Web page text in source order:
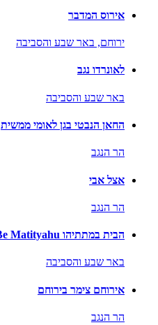
אירוס המדבר
ירוחם, באר שבע והסביבה
לאונרדו נגב
באר שבע והסביבה
החאן הנבטי בגן לאומי ממשית
הר הנגב
אצל אבי
הר הנגב
הבית במתתיהו HabaitBe Matityahu
באר שבע והסביבה
אירוחם צימר בירוחם
הר הנגב